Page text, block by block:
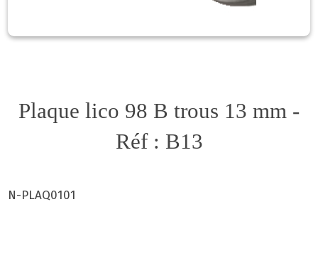
Plaque lico 98 B trous 13 mm -
Réf : B13
N-PLAQ0101